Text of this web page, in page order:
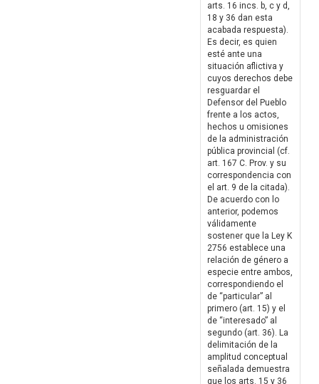
arts. 16 incs. b, c y d,
18 y 36 dan esta
acabada respuesta).
Es decir, es quien
esté ante una
situación aflictiva y
cuyos derechos debe
resguardar el
Defensor del Pueblo
frente a los actos,
hechos u omisiones
de la administración
pública provincial (cf.
art. 167 C. Prov. y su
correspondencia con
el art. 9 de la citada).
De acuerdo con lo
anterior, podemos
válidamente
sostener que la Ley K
2756 establece una
relación de género a
especie entre ambos,
correspondiendo el
de “particular” al
primero (art. 15) y el
de “interesado” al
segundo (art. 36). La
delimitación de la
amplitud conceptual
señalada demuestra
que los arts. 15 y 36